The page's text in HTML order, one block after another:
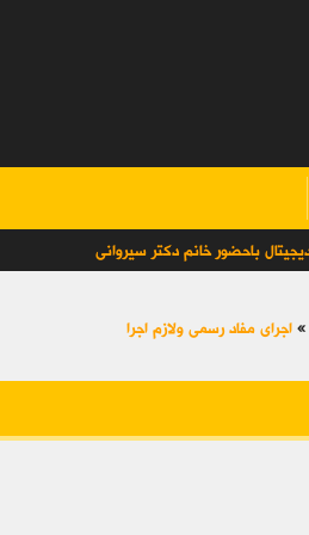
باحضور خانم دکتر سیروانی
» اجرای مفاد رسمی ولازم اجرا